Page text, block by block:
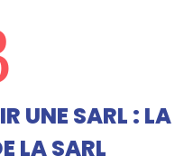
UNE SARL : LA
LA SARL